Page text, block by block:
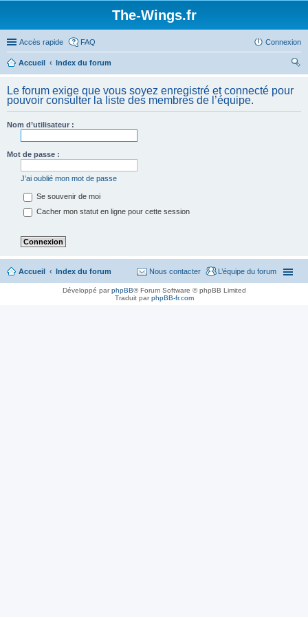
The-Wings.fr
Accès rapide FAQ Connexion
Accueil
Index du forum
her
ch
Le forum exige que vous soyez enregistré et connecté pour
pouvoir consulter la liste des membres de l’équipe.
Nom d’utilisateur :
Mot de passe :
J’ai oublié mon mot de passe
Se souvenir de moi
Cacher mon statut en ligne pour cette session
Accueil Index du forum L’équipe du forum
Nous contacter
Développé parphpBB® Forum Software © phpBB Limited
Traduit parphpBB-fr.com